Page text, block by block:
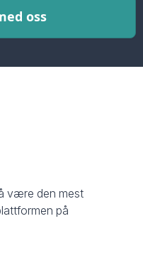
oss
være den mest
på